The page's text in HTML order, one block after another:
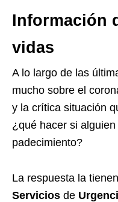
Información
vidas
A lo largo de las
mucho sobre el
y la crítica situación
¿qué hacer si
padecimiento?
La respuesta la
Servicios de